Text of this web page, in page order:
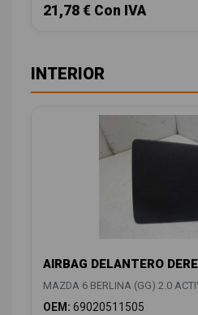
21,78 € Con IVA
INTERIOR
AIRBAG DELANTERO
MAZDA 6 BERLINA (GG) 2.0
OEM: 69020511505